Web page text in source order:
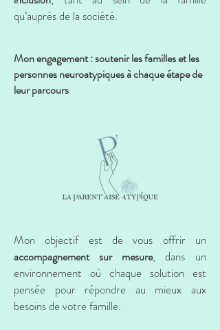
qu’auprès de la société.
Mon engagement : soutenir les familles et les
personnes neuroatypiques à chaque étape de
leur parcours
Mon objectif est de vous offrir un
accompagnement sur mesure, dans un
environnement où chaque solution est
pensée pour répondre au mieux aux
besoins de votre famille.